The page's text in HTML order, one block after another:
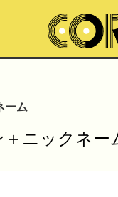
ーム
ニックネー